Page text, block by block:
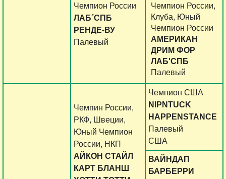
Чемпион России
ЛАБ´СПБ
РЕНДЕ-ВУ
Палевый
Чемпион России,
Клуба, Юный
Чемпион России
АМЕРИКАН
ДРИМ ФОР
ЛАБ'СПБ
Палевый
Чемпин России,
РКФ, Швеции,
Юный Чемпион
России, НКП
АЙКОН СТАЙЛ
КАРТ БЛАНШ
Чемпион США
NIPNTUCK
HAPPENSTANCE
Палевый
США
ВАЙНДАП
БАРБЕРРИ